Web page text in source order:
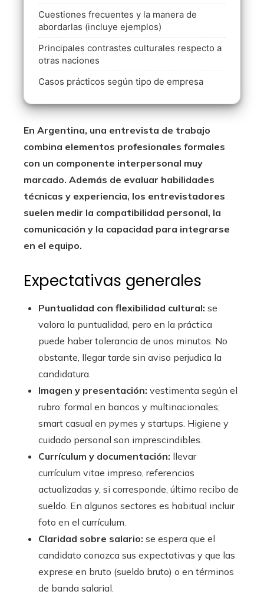
Cuestiones frecuentes y la manera de
abordarlas (incluye ejemplos)
Principales contrastes culturales respecto a
otras naciones
Casos prácticos según tipo de empresa
En Argentina, una entrevista de trabajo
combina elementos profesionales formales
con un componente interpersonal muy
marcado. Además de evaluar habilidades
técnicas y experiencia, los entrevistadores
suelen medir la compatibilidad personal, la
comunicación y la capacidad para integrarse
en el equipo.
Expectativas generales
Puntualidad con flexibilidad cultural: se
valora la puntualidad, pero en la práctica
puede haber tolerancia de unos minutos. No
obstante, llegar tarde sin aviso perjudica la
candidatura.
Imagen y presentación: vestimenta según el
rubro: formal en bancos y multinacionales;
smart casual en pymes y startups. Higiene y
cuidado personal son imprescindibles.
Currículum y documentación: llevar
currículum vitae impreso, referencias
actualizadas y, si corresponde, último recibo de
sueldo. En algunos sectores es habitual incluir
foto en el currículum.
Claridad sobre salario: se espera que el
candidato conozca sus expectativas y que las
exprese en bruto (sueldo bruto) o en términos
de banda salarial.